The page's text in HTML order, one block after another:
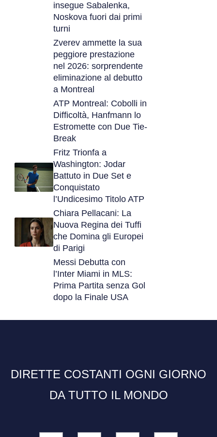
insegue Sabalenka,
Noskova fuori dai primi
turni
Zverev ammette la sua
peggiore prestazione
nel 2026: sorprendente
eliminazione al debutto
a Montreal
ATP Montreal: Cobolli in
Difficoltà, Hanfmann lo
Estromette con Due Tie-
Break
Fritz Trionfa a
Washington: Jodar
Battuto in Due Set e
Conquistato
l’Undicesimo Titolo ATP
Chiara Pellacani: La
Nuova Regina dei Tuffi
che Domina gli Europei
di Parigi
Messi Debutta con
l’Inter Miami in MLS:
Prima Partita senza Gol
dopo la Finale USA
DIRETTE COSTANTI OGNI GIORNO
DA TUTTO IL MONDO